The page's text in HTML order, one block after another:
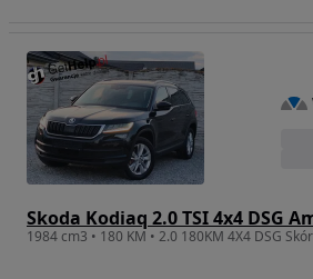
Skoda Kodiaq 2.0 TSI 4x4 DSG